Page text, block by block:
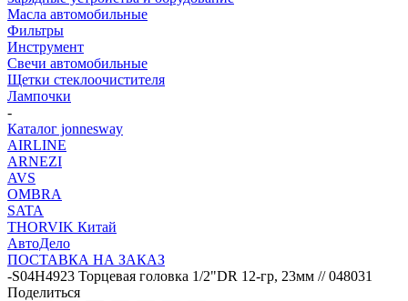
Масла автомобильные
Фильтры
Инструмент
Свечи автомобильные
Щетки стеклоочистителя
Лампочки
-
Каталог jonnesway
AIRLINE
ARNEZI
AVS
OMBRA
SATA
THORVIK Китай
АвтоДело
ПОСТАВКА НА ЗАКАЗ
-S04H4923 Торцевая головка 1/2"DR 12-гр, 23мм // 048031
Поделиться